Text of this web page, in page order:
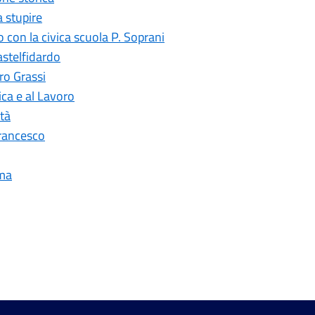
stupire
la civica scuola P. Soprani
Grassi
e al Lavoro